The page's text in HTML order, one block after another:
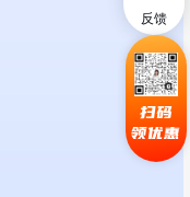
反馈
扫码
领优惠